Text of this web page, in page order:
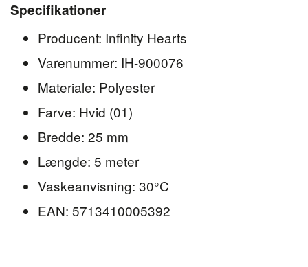
Specifikationer
Producent: Infinity Hearts
Varenummer: IH-900076
Materiale: Polyester
Farve: Hvid (01)
Bredde: 25 mm
Længde: 5 meter
Vaskeanvisning: 30°C
EAN: 5713410005392